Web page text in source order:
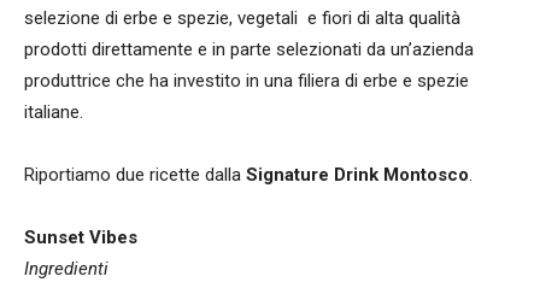
selezione di erbe e spezie, vegetali e fiori di alta qualità
prodotti direttamente e in parte selezionati da un’azienda
produttrice che ha investito in una filiera di erbe e spezie
italiane.
Riportiamo due ricette dalla Signature Drink Montosco.
Sunset Vibes
Ingredienti